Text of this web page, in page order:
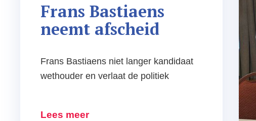
Frans Bastiaens
neemt afscheid
Frans Bastiaens niet langer kandidaat
wethouder en verlaat de politiek
Lees meer